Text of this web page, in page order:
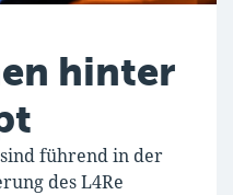
hinter
führend in der
des L4Re